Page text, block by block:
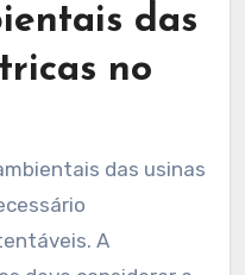
das
no
das usinas
A